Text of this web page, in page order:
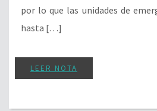
por lo que las unidades de
hasta […]
LEER NOTA